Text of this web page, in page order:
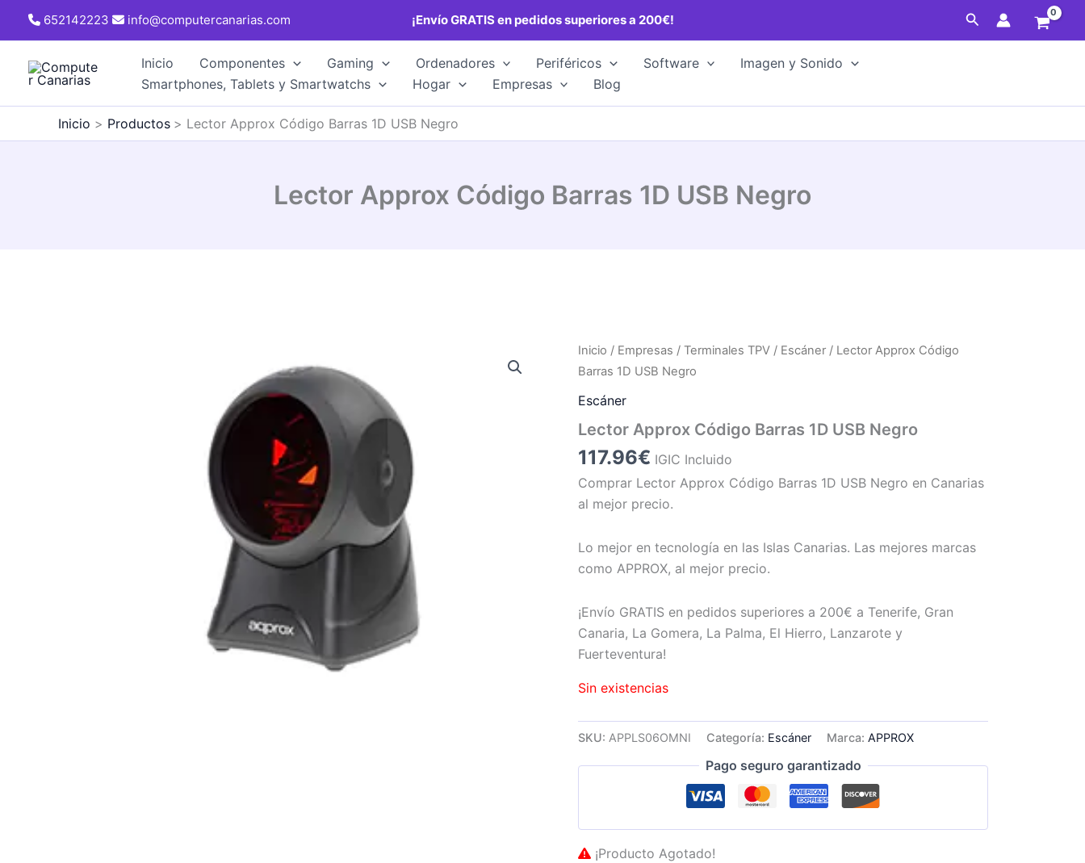
652142223 info@computercanarias.com ¡Envío GRATIS en pedidos superiores a 200€! Buscar
Inicio Componentes Gaming Ordenadores Periféricos Software
Imagen y Sonido
Smartphones, Tablets y Smartwatchs
Hogar Empresas Blog
Inicio Productos Lector Approx Código Barras 1D USB Negro
Lector Approx Código Barras 1D USB Negro
Inicio / Empresas /Terminales TPV / Escáner / Lector Approx Código
Barras 1D USB Negro
Escáner
Lector Approx Código Barras 1D USB Negro
117.96€ IGIC Incluido
Comprar Lector Approx Código Barras 1D USB Negro en Canarias
al mejor precio.
Lo mejor en tecnología en las Islas Canarias. Las mejores marcas
como APPROX, al mejor precio.
¡Envío GRATIS en pedidos superiores a 200€ a Tenerife, Gran
Canaria, La Gomera, La Palma, El Hierro, Lanzarote y
Fuerteventura!
Sin existencias
SKU: APPLS06OMNI Categoría: Escáner Marca:APPROX
Pago seguro garantizado
¡Producto Agotado!